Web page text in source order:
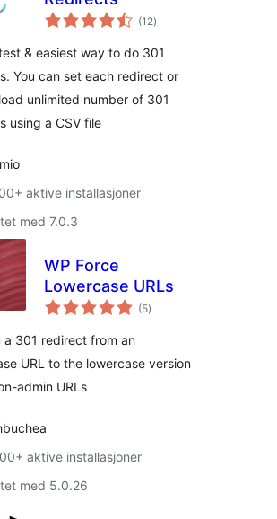
(12totale
vurderinger
)
& easiest way to do 301
You can set each redirect or
unlimited number of 301
using a CSV file
aktive installasjoner
med 7.0.3
WP Force
Lowercase URLs
(5totale
vurderinger
)
a 301 redirect from an
URL to the lowercase version
admin URLs
aktive installasjoner
med 5.0.26